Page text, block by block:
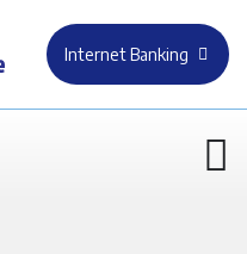
Internet Banking